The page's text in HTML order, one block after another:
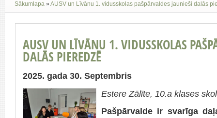
Sākumlapa »AUSV un Līvānu 1. vidusskolas pašpārvaldes jaunieši dalās
AUSV UN LĪVĀNU 1. VIDUSSKOLAS
DALĀS PIEREDZĒ
2025. gada 30. Septembris
Estere Zālīte, 10.a klases
Pašpārvalde ir svarīga